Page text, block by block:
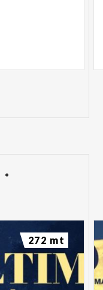
272 mt